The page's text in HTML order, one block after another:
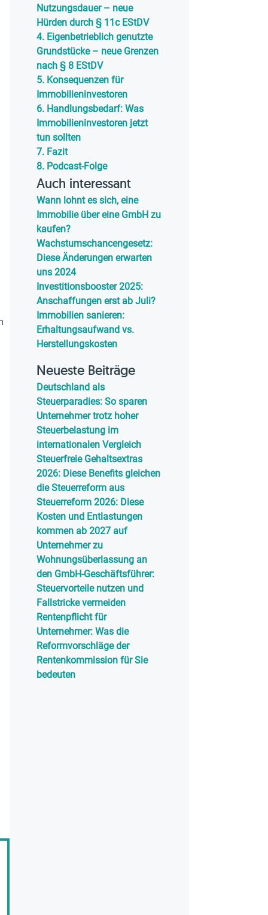
Nutzungsdauer – neue
Hürden durch § 11c EStDV
4. Eigenbetrieblich genutzte
Grundstücke – neue Grenzen
nach § 8 EStDV
5. Konsequenzen für
Immobilieninvestoren
6. Handlungsbedarf: Was
Immobilieninvestoren jetzt
tun sollten
7. Fazit
8. Podcast-Folge
Auch interessant
Wann lohnt es sich, eine
Immobilie über eine GmbH zu
kaufen?
Wachstumschancengesetz:
Diese Änderungen erwarten
uns 2024
Investitionsbooster 2025:
Anschaffungen erst ab Juli?
Immobilien sanieren:
Erhaltungsaufwand vs.
Herstellungskosten
Neueste Beiträge
Deutschland als
Steuerparadies: So sparen
Unternehmer trotz hoher
Steuerbelastung im
internationalen Vergleich
Steuerfreie Gehaltsextras
2026: Diese Benefits gleichen
die Steuerreform aus
Steuerreform 2026: Diese
Kosten und Entlastungen
kommen ab 2027 auf
Unternehmer zu
Wohnungsüberlassung an
den GmbH-Geschäftsführer:
Steuervorteile nutzen und
Fallstricke vermeiden
Rentenpflicht für
Unternehmer: Was die
Reformvorschläge der
Rentenkommission für Sie
bedeuten